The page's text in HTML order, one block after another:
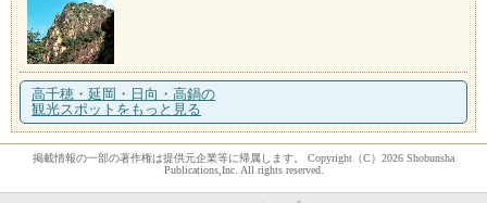
高千穂・延岡・日向・高鍋の
観光スポットをもっと見る
掲載情報の一部の著作権は提供元企業等に帰属します。 Copyright（C）2026 Shobunsha
Publications,Inc. All rights reserved.